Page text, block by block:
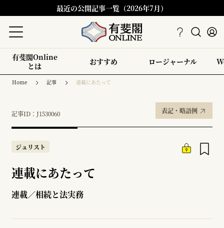
最近の公開記事一覧（2026年7月）
有斐閣Online
とは
おすすめ ロージャーナル
Home 記事 連載にあたって
記事ID：J1530060 表記・略語例
ジュリスト
連載にあたって
連載／相続と法実務